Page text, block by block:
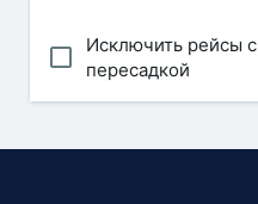
Исключить рейсы с
пересадкой